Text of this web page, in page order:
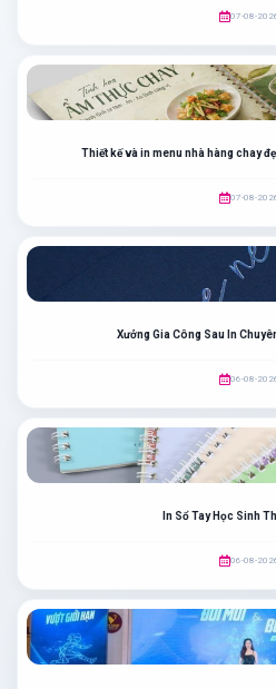
07-08-
Thiết kế và in menu nhà hàng chay
07-08-
Xưởng Gia Công Sau In
06-08-
In Sổ Tay Học Sinh
06-08-